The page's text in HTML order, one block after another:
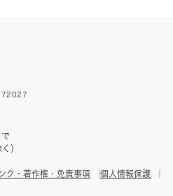
）
ク・著作権・免責事項
個人情報保護